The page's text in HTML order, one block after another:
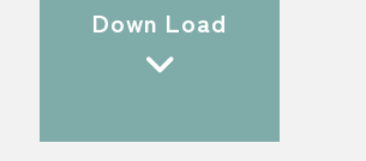
Down Load